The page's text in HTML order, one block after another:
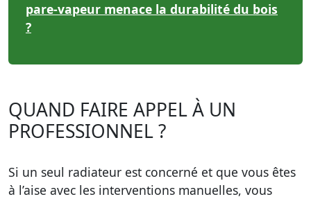
pare-vapeur menace la durabilité du bois
?
QUAND FAIRE APPEL À UN
PROFESSIONNEL ?
Si un seul radiateur est concerné et que vous êtes
à l’aise avec les interventions manuelles, vous